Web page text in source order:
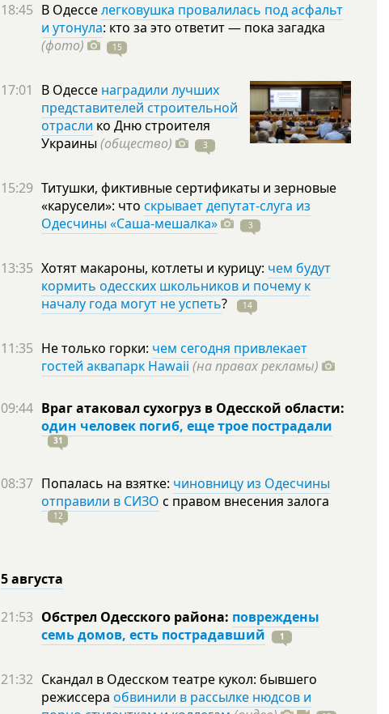
18:45 В Одесселегковушка провалилась под асфальт
и утонула: кто за это ответит — пока загадка
(фото)
15
17:01 В Одессе наградили лучших
представителей строительной
отрасли ко Дню строителя
Украины (общество) 3
15:29 Титушки, фиктивные сертификаты и зерновые
«карусели»: что скрывает депутат-слуга из
Одесчины «Саша-мешалка»
3
13:35 Хотят макароны, котлеты и курицу: чем будут
кормить одесских школьников и почему к
началу года могут не успеть? 14
11:35 Не только горки: чем сегодня привлекает
гостей аквапарк Hawaii (на правах рекламы)
09:44 Враг атаковал сухогруз в Одесской области:
один человек погиб, еще трое пострадали
31
08:37 Попалась на взятке: чиновницу из Одесчины
отправили в СИЗО с правом внесения залога
12
5 августа
21:53 Обстрел Одесского района: повреждены
семь домов, есть пострадавший
1
21:32 Скандал в Одесском театре кукол: бывшего
режиссера обвинили в рассылке нюдсов и